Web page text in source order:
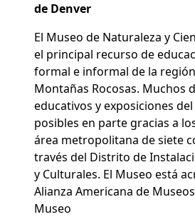
de Denver
El Museo de Naturaleza y
el principal recurso de
formal e informal de la
Montañas Rocosas. Muchos
educativos y exposiciones
posibles en parte gracias a
área metropolitana de siete
través del Distrito de
y Culturales. El Museo está
Alianza Americana de
Museo